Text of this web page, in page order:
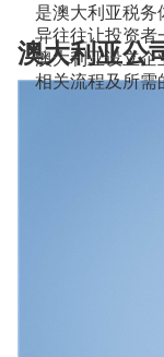
是澳大利亚税务
异往往让投资者
澳大利亚设立企
相关流程及所需
澳大利亚公